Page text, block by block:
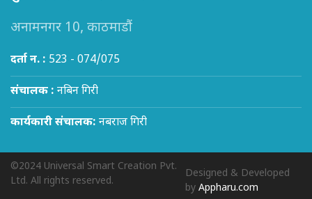
अनामनगर 10, काठमाडौं
दर्ता न. : 523 - 074/075
संचालक : नबिन गिरी
कार्यकारी संचालक: नबराज गिरी
©2024 Universal Smart Creation Pvt.
Ltd. All rights reserved.
Designed & Developed
byAppharu.com